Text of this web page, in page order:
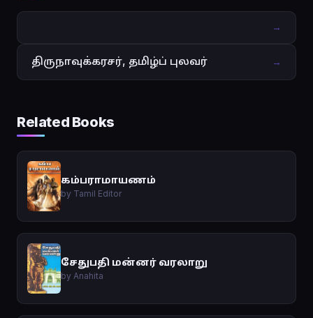
→
திருநாவுக்கரசர், தமிழ்ப் புலவர் →
Related Books
கம்பராமாயணம்
by Tamil Editor
சேதுபதி மன்னர் வரலாறு
by Anahita